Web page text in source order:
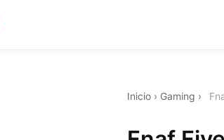
Inicio › Gaming ›